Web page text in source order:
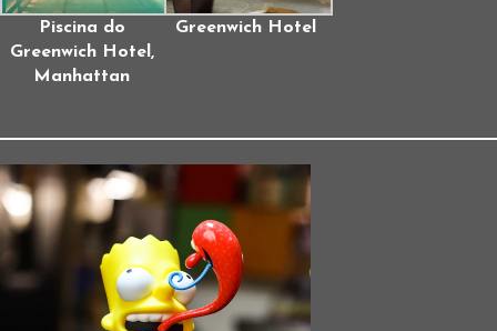
Piscina do
Greenwich Hotel,
Manhattan
Greenwich Hotel